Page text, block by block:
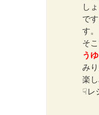
し
で
す。
そ
う
み
楽
☟レ